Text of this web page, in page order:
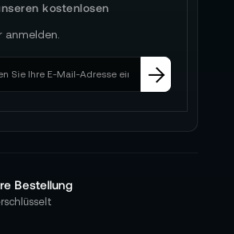
kostenlosen
anmelden.
Bestellung